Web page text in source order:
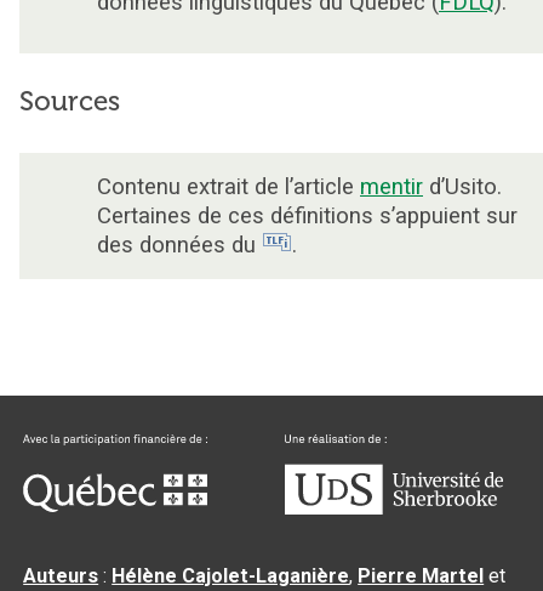
Sources
Contenu extrait de l’article mentir d’Usito.
Certaines de ces définitions s’appuient sur
des données du
.
Auteurs : Hélène Cajolet-Laganière, Pierre Martel et